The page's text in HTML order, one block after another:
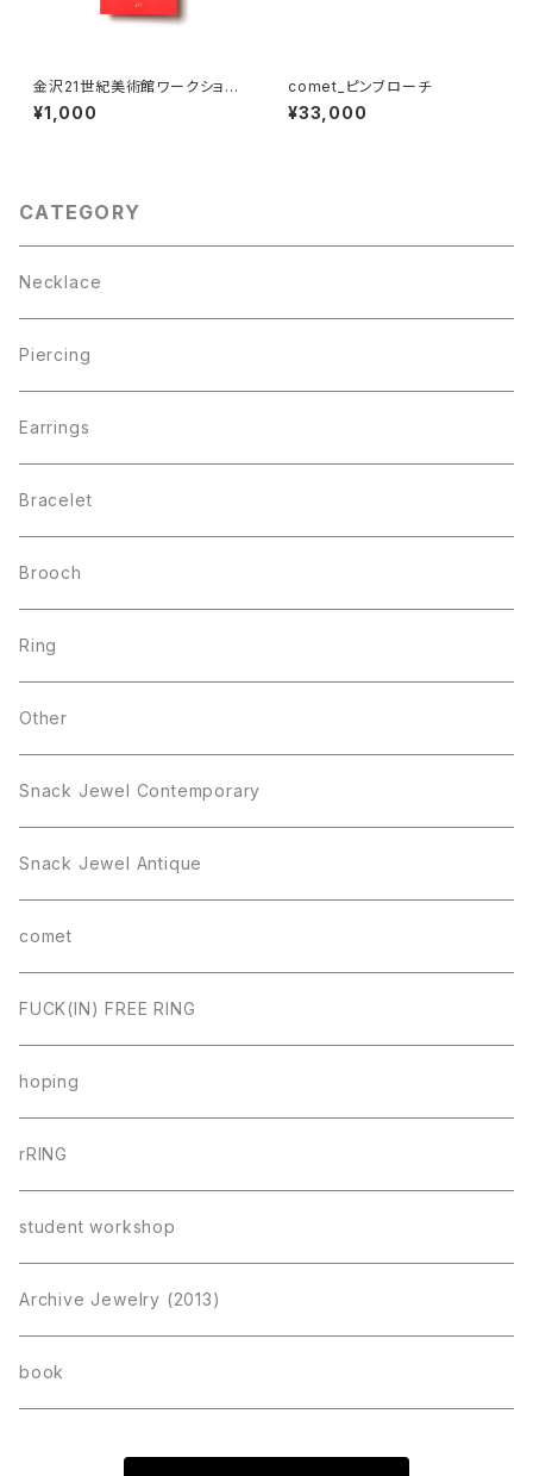
金沢21世紀美術館ワークショッ
プ・アーカイブブック 2021-202
2
¥1,000
comet_ピンブローチ
¥33,000
CATEGORY
Necklace
Piercing
Earrings
Bracelet
Brooch
Ring
Other
Snack Jewel Contemporary
Snack Jewel Antique
comet
FUCK(IN) FREE RING
hoping
rRING
student workshop
Archive Jewelry (2013)
book